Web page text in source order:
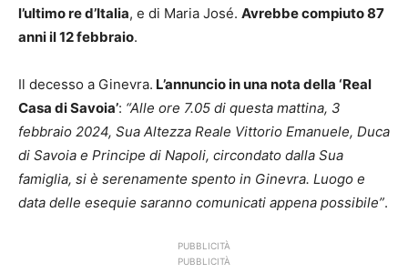
l’ultimo re d’Italia, e di Maria José. Avrebbe compiuto 87
anni il 12 febbraio.
Il decesso a Ginevra. L’annuncio in una nota della ‘Real
Casa di Savoia’: “Alle ore 7.05 di questa mattina, 3
febbraio 2024, Sua Altezza Reale Vittorio Emanuele, Duca
di Savoia e Principe di Napoli, circondato dalla Sua
famiglia, si è serenamente spento in Ginevra. Luogo e
data delle esequie saranno comunicati appena possibile”.
PUBBLICITÀ
PUBBLICITÀ